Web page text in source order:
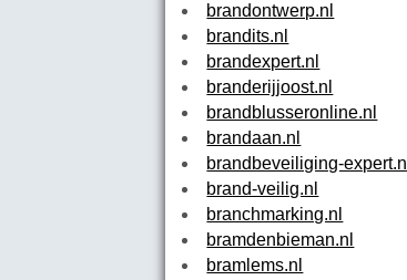
brandontwerp.nl
brandits.nl
brandexpert.nl
branderijjoost.nl
brandblusseronline.nl
brandaan.nl
brandbeveiliging-expert.nl
brand-veilig.nl
branchmarking.nl
bramdenbieman.nl
bramlems.nl